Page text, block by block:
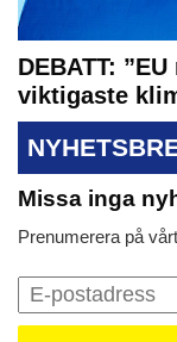
DEBATT:
viktigaste
Missa inga
Prenumerera på